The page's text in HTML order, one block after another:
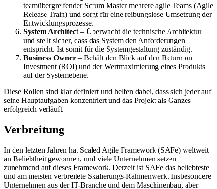
teamübergreifender Scrum Master mehrere agile Teams (Agile
Release Train) und sorgt für eine reibungslose Umsetzung der
Entwicklungsprozesse.
System Architect– Überwacht die technische Architektur
und stellt sicher, dass das System den Anforderungen
entspricht. Ist somit für die Systemgestaltung zuständig.
Business Owner – Behält den Blick auf den Return on
Investment (ROI) und der Wertmaximierung eines Produkts
auf der Systemebene.
Diese Rollen sind klar definiert und helfen dabei, dass sich jeder auf
seine Hauptaufgaben konzentriert und das Projekt als Ganzes
erfolgreich verläuft.
Verbreitung
In den letzten Jahren hat Scaled Agile Framework (SAFe) weltweit
an Beliebtheit gewonnen, und viele Unternehmen setzen
zunehmend auf dieses Framework. Derzeit ist SAFe das beliebteste
und am meisten verbreitete Skalierungs-Rahmenwerk. Insbesondere
Unternehmen aus der IT-Branche und dem Maschinenbau, aber